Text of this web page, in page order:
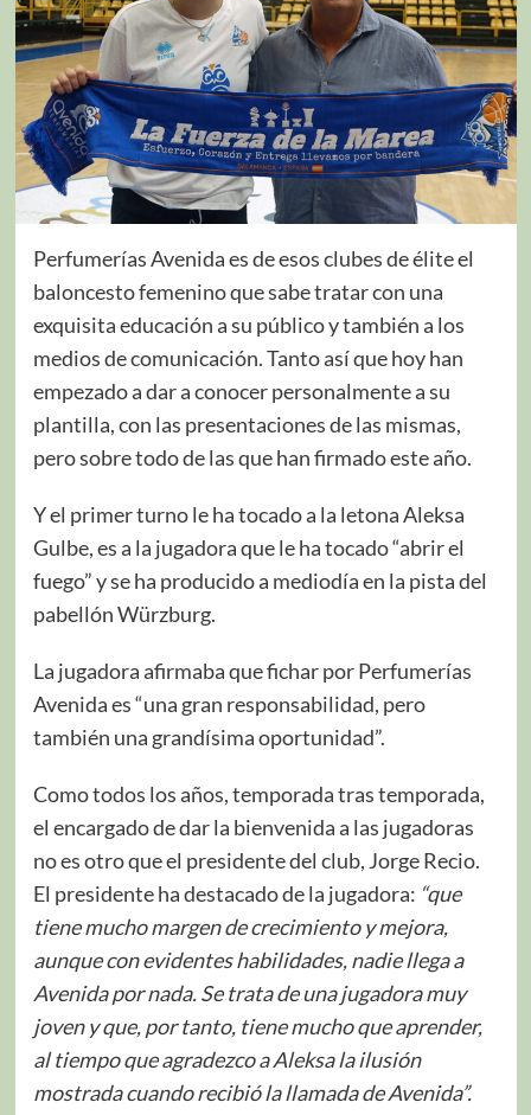
Perfumerías Avenida es de esos clubes de élite el
baloncesto femenino que sabe tratar con una
exquisita educación a su público y también a los
medios de comunicación. Tanto así que hoy han
empezado a dar a conocer personalmente a su
plantilla, con las presentaciones de las mismas,
pero sobre todo de las que han firmado este año.
Y el primer turno le ha tocado a la letona Aleksa
Gulbe, es a la jugadora que le ha tocado “abrir el
fuego” y se ha producido a mediodía en la pista del
pabellón Würzburg.
La jugadora afirmaba que fichar por Perfumerías
Avenida es “una gran responsabilidad, pero
también una grandísima oportunidad”.
Como todos los años, temporada tras temporada,
el encargado de dar la bienvenida a las jugadoras
no es otro que el presidente del club, Jorge Recio.
El presidente ha destacado de la jugadora: “que
tiene mucho margen de crecimiento y mejora,
aunque con evidentes habilidades, nadie llega a
Avenida por nada. Se trata de una jugadora muy
joven y que, por tanto, tiene mucho que aprender,
al tiempo que agradezco a Aleksa la ilusión
mostrada cuando recibió la llamada de Avenida”.